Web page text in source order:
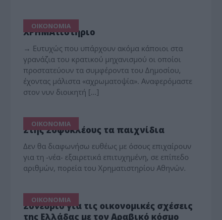
ΟΙΚΟΝΟΜΙΑ
ΧΡΗΜΑτιστήριο
→ Ευτυχώς που υπάρχουν ακόμα κάποιοι στα
γρανάζια του κρατικού μηχανισμού οι οποίοι
προστατεύουν τα συμφέροντα του Δημοσίου,
έχοντας μάλιστα «αχρωματοψία». Αναφερόμαστε
στον νυν διοικητή […]
ΟΙΚΟΝΟΜΙΑ
Στης Σοφοκλέους τα παιχνίδια
Δεν θα διαφωνήσω ευθέως με όσους επιχαίρουν
για τη -νέα- εξαιρετικά επιτυχημένη, σε επίπεδο
αριθμών, πορεία του Χρηματιστηρίου Αθηνών.
ΟΙΚΟΝΟΜΙΑ
Συνέδριο για τις οικονομικές σχέσεις
της Ελλάδας με τον Αραβικό κόσμο